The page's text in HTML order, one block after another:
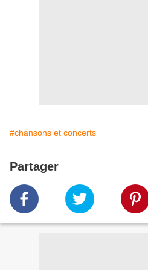
#chansons et concerts
Partager